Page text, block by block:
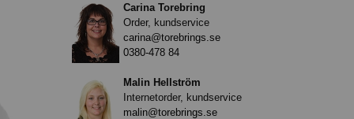
Carina Torebring
Order, kundservice
carina@torebrings.se
0380-478 84
Malin Hellström
Internetorder, kundservice
malin@torebrings.se